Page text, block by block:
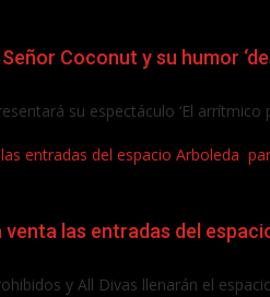
Coconut y su humor
su espectáculo ‘El arrítmico
entradas del espacio Arboleda
las entradas del
y All Divas llenarán el